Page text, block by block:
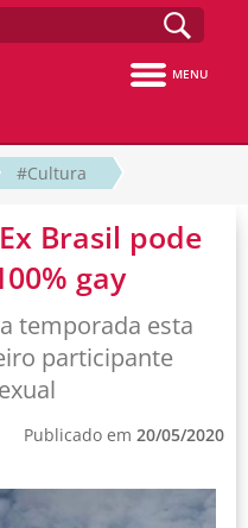
MENU
#Cultura
Brasil pode
gay
temporada esta
participante
Publicado em 20/05/2020